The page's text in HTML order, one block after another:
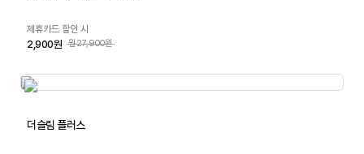
제휴카드 할인 시
2,900원 월27,900원
더슬림 플러스